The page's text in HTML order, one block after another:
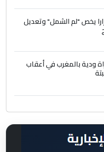
يخص "لم الشمل" وتعديل
ودية بالمغرب في أعقاب